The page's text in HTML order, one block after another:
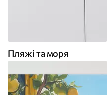
Пляжі та моря